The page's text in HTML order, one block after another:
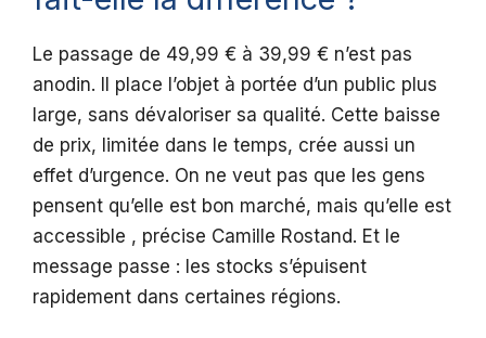
Le passage de 49,99 € à 39,99 € n’est pas
anodin. Il place l’objet à portée d’un public plus
large, sans dévaloriser sa qualité. Cette baisse
de prix, limitée dans le temps, crée aussi un
effet d’urgence. On ne veut pas que les gens
pensent qu’elle est bon marché, mais qu’elle est
accessible , précise Camille Rostand. Et le
message passe : les stocks s’épuisent
rapidement dans certaines régions.